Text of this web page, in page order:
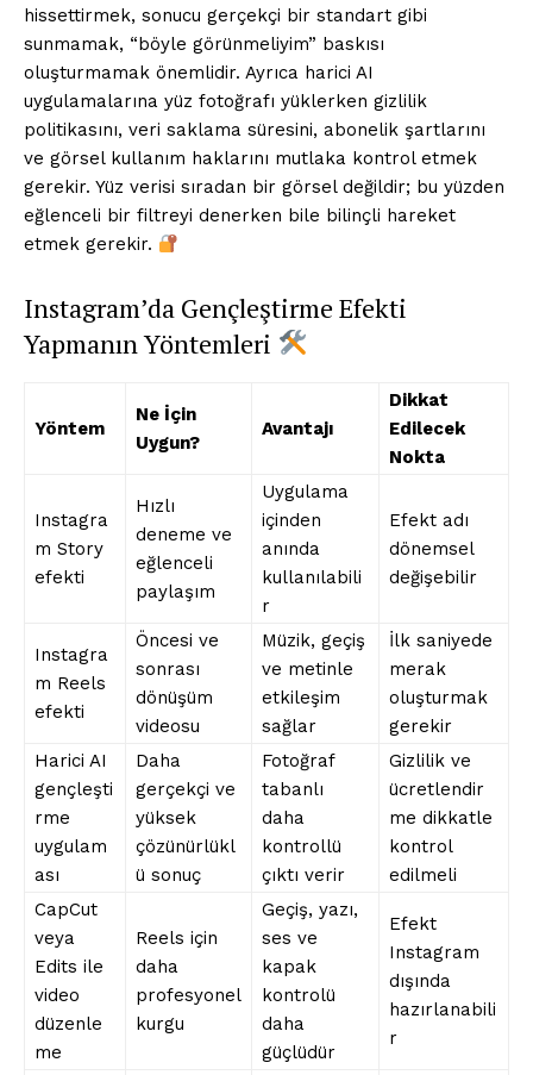
hissettirmek, sonucu gerçekçi bir standart gibi
sunmamak, “böyle görünmeliyim” baskısı
oluşturmamak önemlidir. Ayrıca harici AI
uygulamalarına yüz fotoğrafı yüklerken gizlilik
politikasını, veri saklama süresini, abonelik şartlarını
ve görsel kullanım haklarını mutlaka kontrol etmek
gerekir. Yüz verisi sıradan bir görsel değildir; bu yüzden
eğlenceli bir filtreyi denerken bile bilinçli hareket
etmek gerekir.
Instagram’da Gençleştirme Efekti
Yapmanın Yöntemleri
Yöntem
Ne İçin
Uygun?
Avantajı
Dikkat
Edilecek
Nokta
Instagra
m Story
efekti
Hızlı
deneme ve
eğlenceli
paylaşım
Uygulama
içinden
anında
kullanılabili
r
Efekt adı
dönemsel
değişebilir
Instagra
m Reels
efekti
Öncesi ve
sonrası
dönüşüm
videosu
Müzik, geçiş
ve metinle
etkileşim
sağlar
İlk saniyede
merak
oluşturmak
gerekir
Harici AI
gençleşti
rme
uygulam
ası
Daha
gerçekçi ve
yüksek
çözünürlükl
ü sonuç
Fotoğraf
tabanlı
daha
kontrollü
çıktı verir
Gizlilik ve
ücretlendir
me dikkatle
kontrol
edilmeli
CapCut
veya
Edits ile
video
düzenle
me
Reels için
daha
profesyonel
kurgu
Geçiş, yazı,
ses ve
kapak
kontrolü
daha
güçlüdür
Efekt
Instagram
dışında
hazırlanabili
r